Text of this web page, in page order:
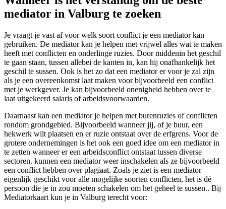
mediator in Valburg te zoeken
Je vraagt je vast af voor welk soort conflict je een mediator kan
gebruiken. De mediator kan je helpen met vrijwel alles wat te maken
heeft met conflicten en onderlinge ruzies. Door middenin het geschil
te gaan staan, tussen allebei de kanten in, kan hij onafhankelijk het
geschil te sussen. Ook is het zo dat een mediator er voor je zal zijn
als je een overeenkomst laat maken voor bijvoorbeeld een conflict
met je werkgever. Je kan bijvoorbeeld onenigheid hebben over te
laat uitgekeerd salaris of arbeidsvoorwaarden.
Daarnaast kan een mediator je helpen met burenruzies of conflicten
rondom grondgebied. Bijvoorbeeld wanneer jij, of je buur, een
hekwerk wilt plaatsen en er ruzie ontstaat over de erfgrens. Voor de
grotere ondernemingen is het ook een goed idee om een mediator in
te zetten wanneer er een arbeidsconflict ontstaat tussen diverse
sectoren. kunnen een mediator weer inschakelen als ze bijvoorbeeld
een conflict hebben over plagiaat. Zoals je ziet is een mediator
eigenlijk geschikt voor alle mogelijke soorten conflicten, het is dé
persoon die je in zou moeten schakelen om het geheel te sussen.. Bij
Mediatorkaart kun je in Valburg terecht voor: